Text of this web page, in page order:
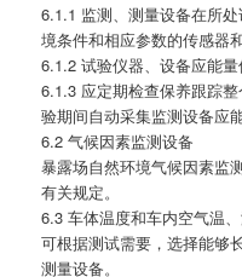
6.1.1 监测、测量设备在所
境条件和相应参数的传感器
6.1.2 试验仪器、设备应能量
6.1.3 应定期检查保养跟踪
验期间自动采集监测设备应
6.2 气候因素监测设备
暴露场自然环境气候因素监
有关规定。
6.3 车体温度和车内空气温
可根据测试需要，选择能够
测量设备。